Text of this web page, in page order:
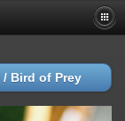
/ Bird of Prey